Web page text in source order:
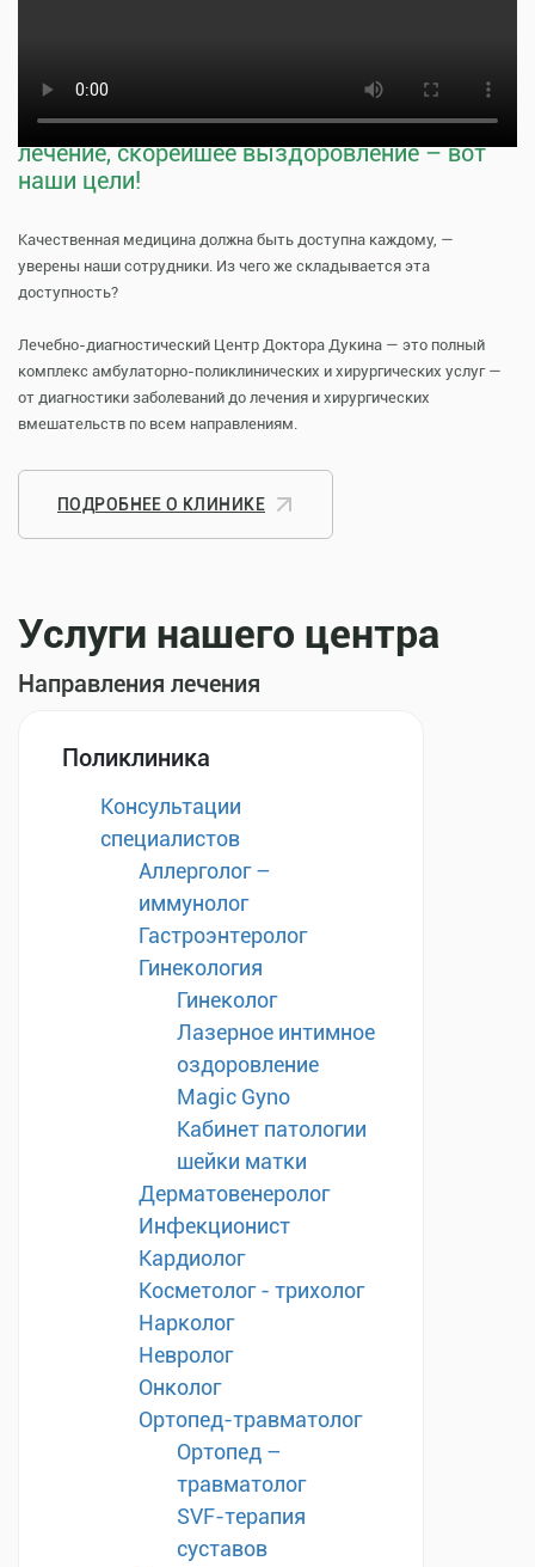
Тщательная профилактика, качественное
лечение, скорейшее выздоровление – вот
наши цели!
Качественная медицина должна быть доступна каждому, —
уверены наши сотрудники. Из чего же складывается эта
доступность?
Лечебно-диагностический Центр Доктора Дукина — это полный
комплекс амбулаторно-поликлинических и хирургических услуг —
от диагностики заболеваний до лечения и хирургических
вмешательств по всем направлениям.
ПОДРОБНЕЕ О КЛИНИКЕ
Услуги нашего центра
Направления лечения
Поликлиника
Консультации
специалистов
Аллерголог –
иммунолог
Гастроэнтеролог
Гинекология
Гинеколог
Лазерное интимное
оздоровление
Magic Gyno
Кабинет патологии
шейки матки
Дерматовенеролог
Инфекционист
Кардиолог
Косметолог - трихолог
Нарколог
Невролог
Онколог
Ортопед-травматолог
Ортопед –
травматолог
SVF-терапия
суставов